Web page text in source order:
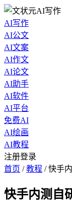
AI写作
AI公文
AI文案
AI作文
AI论文
AI助手
AI软件
AI平台
免费AI
AI绘画
AI教程
注册登录
首页 /教程 /快手
快手内测自